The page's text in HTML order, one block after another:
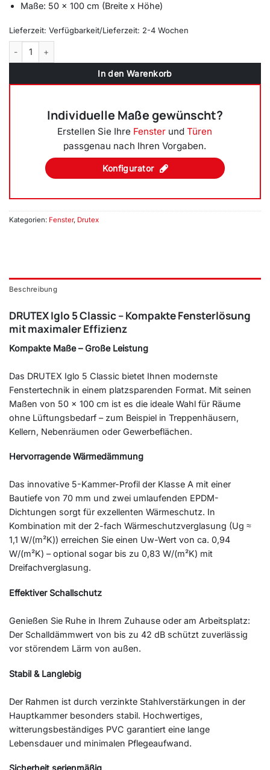
Maße: 50 x 100 cm (Breite x Höhe)
Lieferzeit: Verfügbarkeit/Lieferzeit: 2-4 Wochen
Kunststofffenster 50x100 cm weiß – DRUTEX Iglo 5 Classic, 1-
In den Warenkorb
Individuelle Maße gewünscht?
Erstellen Sie Ihre Fenster undTüren
passgenau nach Ihren Vorgaben.
Konfigurator
Kategorien: Fenster, Drutex
Beschreibung
DRUTEX Iglo 5 Classic – Kompakte Fensterlösung
mit maximaler Effizienz
Kompakte Maße – Große Leistung
Das DRUTEX Iglo 5 Classic bietet Ihnen modernste
Fenstertechnik in einem platzsparenden Format. Mit seinen
Maßen von 50 × 100 cm ist es die ideale Wahl für Räume
ohne Lüftungsbedarf – zum Beispiel in Treppenhäusern,
Kellern, Nebenräumen oder Gewerbeflächen.
Hervorragende Wärmedämmung
Das innovative 5-Kammer-Profil der Klasse A mit einer
Bautiefe von 70 mm und zwei umlaufenden EPDM-
Dichtungen sorgt für exzellenten Wärmeschutz. In
Kombination mit der 2-fach Wärmeschutzverglasung (Ug ≈
1,1 W/(m²K)) erreichen Sie einen Uw-Wert von ca. 0,94
W/(m²K) – optional sogar bis zu 0,83 W/(m²K) mit
Dreifachverglasung.
Effektiver Schallschutz
Genießen Sie Ruhe in Ihrem Zuhause oder am Arbeitsplatz:
Der Schalldämmwert von bis zu 42 dB schützt zuverlässig
vor störendem Lärm von außen.
Stabil & Langlebig
Der Rahmen ist durch verzinkte Stahlverstärkungen in der
Hauptkammer besonders stabil. Hochwertiges,
witterungsbeständiges PVC garantiert eine lange
Lebensdauer und minimalen Pflegeaufwand.